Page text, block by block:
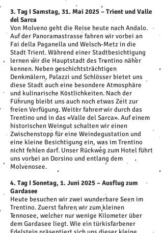
3. Tag I Samstag, 31. Mai 2025 – Trient und Valle
del Sarca
Von Molveno geht die Reise heute nach Andalo.
Auf der Panoramastrasse fahren wir vorbei an
Fai della Paganella und Welsch-Metz in die
Stadt Trient. Während einer Stadtbesichtigung
lernen wir die Hauptstadt des Trentino näher
kennen. Neben geschichtsträchtigen
Denkmälern, Palazzi und Schlösser bietet uns
diese Stadt auch eine besondere Atmosphäre
und kulinarische Köstlichkeiten. Nach der
Führung bleibt uns auch noch etwas Zeit zur
freien Verfügung. Weiter fahren wir durch das
Trentino und in das «Valle del Sarca». Auf einem
historischen Weingut schalten wir einen
Zwischenstopp für eine Weindegustation und
eine kleine Besichtigung ein, was im Trentino
nicht fehlen darf. Unser Rückweg zum Hotel führt
uns vorbei an Dorsino und entlang dem
Molvenosee.
4. Tag I Sonntag, 1. Juni 2025 – Ausflug zum
Gardasee
Heute besuchen wir zwei wunderbare Seen im
Trentino. Zuerst fahren wir zum kleinen
Tennosee, welcher nur wenige Kilometer über
dem Gardasee liegt. Wie ein türkisfarbener